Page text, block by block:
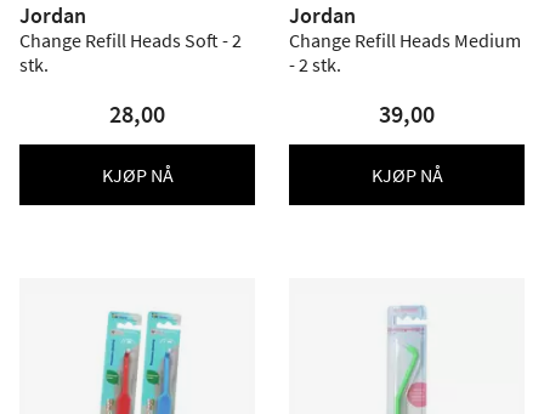
Jordan
Change Refill Heads Soft - 2
stk.
28,00
KJØP NÅ
Jordan
Change Refill Heads Medium
- 2 stk.
39,00
KJØP NÅ